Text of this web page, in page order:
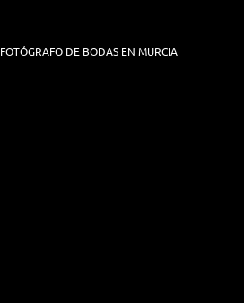
FOTÓGRAFO DE BODAS EN MURCIA